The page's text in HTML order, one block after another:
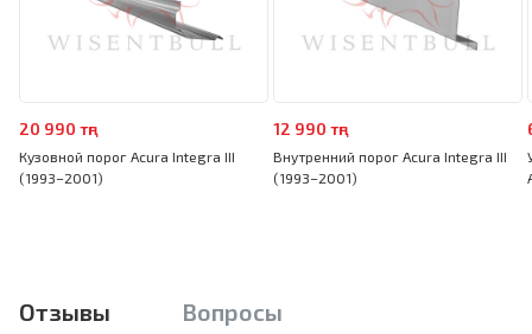
20 990 тңг
Кузовной порог Acura Integra III
(1993–2001)
12 990 тңг
Внутренний порог Acura Integra III
(1993–2001)
Отзывы Вопросы